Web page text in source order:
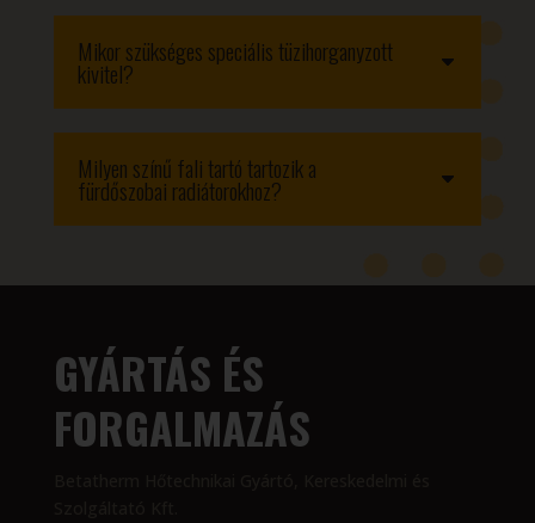
Mikor szükséges speciális tüzihorganyzott
kivitel?
Milyen színű fali tartó tartozik a
fürdőszobai radiátorokhoz?
GYÁRTÁS ÉS
FORGALMAZÁS